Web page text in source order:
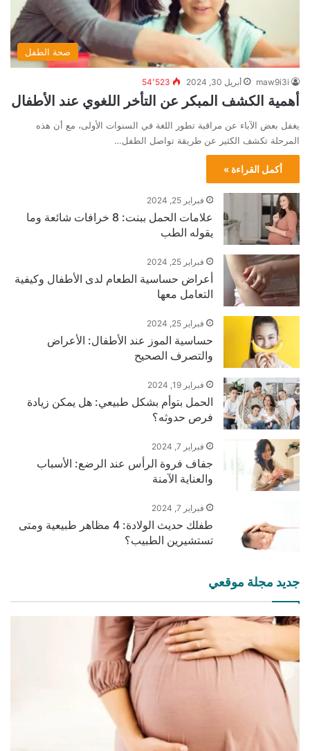
صحة الطفل
maw9i3i أبريل 30, 2024 54٬523
أهمية الكشف المبكر عن التأخر اللغوي عند الأطفال
يغفل بعض الآباء عن مراقبة تطور اللغة في السنوات الأولى، مع أن هذه
المرحلة تكشف الكثير عن طريقة تواصل الطفل…
أكمل القراءة »
فبراير 25, 2024
علامات الحمل ببنت: 8 خرافات شائعة وما
يقوله الطب
فبراير 25, 2024
أعراض حساسية الطعام لدى الأطفال وكيفية
التعامل معها
فبراير 25, 2024
حساسية الموز عند الأطفال: الأعراض
والتصرف الصحيح
فبراير 19, 2024
الحمل بتوأم بشكل طبيعي: هل يمكن زيادة
فرص حدوثه؟
فبراير 7, 2024
جفاف فروة الرأس عند الرضع: الأسباب
والعناية الآمنة
فبراير 7, 2024
طفلك حديث الولادة: 4 مظاهر طبيعية ومتى
تستشيرين الطبيب؟
جديد مجلة موقعي